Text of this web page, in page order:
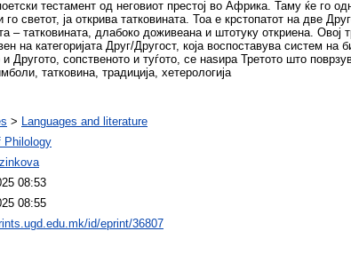
тестамент од неговиот престој во Африка. Таму ќе го
го светот, ја открива татковината. Тоа е крстопатот на две
– татковината, длабоко доживеана и штотуку откриена.
на категоријата Друг/Другост, која воспоставува систем на
Другото, сопственото и туѓото, се наѕира Третото што
татковина, традиција, хетерологија
> Languages and literature
Philology
08:53
08:55
id/eprint/36807